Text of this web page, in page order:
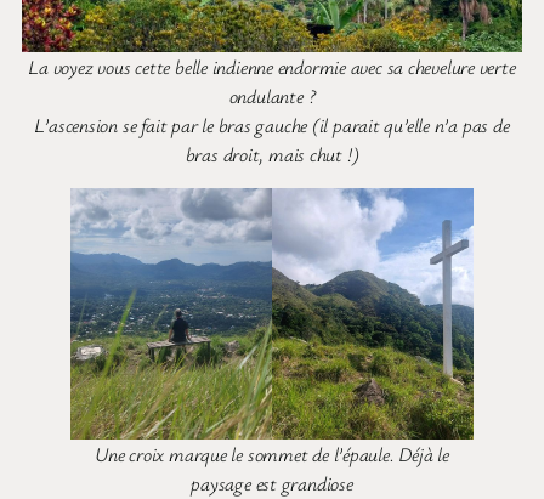
La voyez vous cette belle indienne endormie avec sa chevelure verte
ondulante ?
L’ascension se fait par le bras gauche (il parait qu’elle n’a pas de
bras droit, mais chut !)
Une croix marque le sommet de l’épaule. Déjà le
paysage est grandiose